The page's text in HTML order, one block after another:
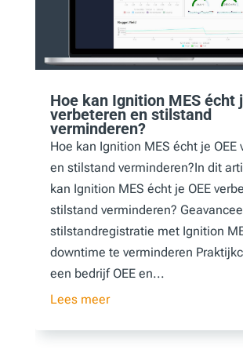
Hoe kan Ignition MES écht
verbeteren en stilstand
verminderen?
Hoe kan Ignition MES écht je OEE
en stilstand verminderen?In dit
kan Ignition MES écht je OEE
stilstand verminderen?
stilstandregistratie met Ignition
downtime te verminderen
een bedrijf OEE en...
Lees meer